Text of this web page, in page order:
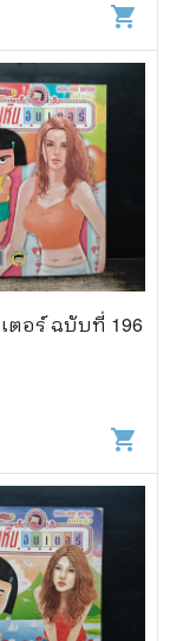
shopping_cart
อร์ ฉบับที่ 196
shopping_cart